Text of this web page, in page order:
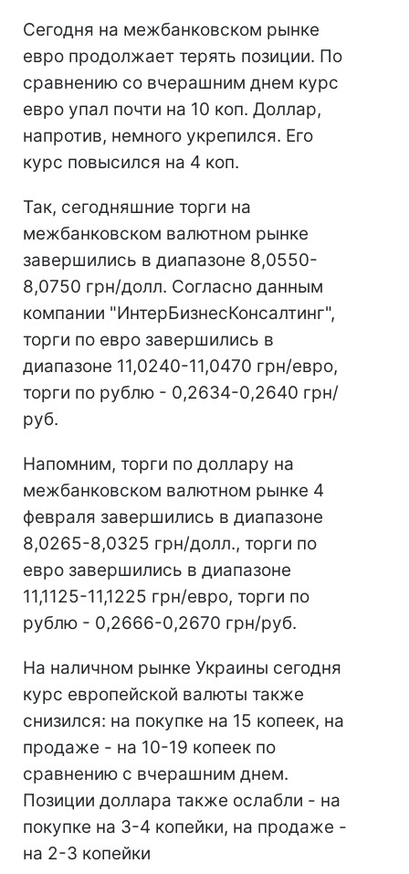
Сегодня на межбанковском рынке
евро продолжает терять позиции. По
сравнению со вчерашним днем курс
евро упал почти на 10 коп. Доллар,
напротив, немного укрепился. Его
курс повысился на 4 коп.
Так, сегодняшние торги на
межбанковском валютном рынке
завершились в диапазоне 8,0550-
8,0750 грн/долл. Согласно данным
компании "ИнтерБизнесКонсалтинг",
торги по евро завершились в
диапазоне 11,0240-11,0470 грн/евро,
торги по рублю - 0,2634-0,2640 грн/
руб.
Напомним, торги по доллару на
межбанковском валютном рынке 4
февраля завершились в диапазоне
8,0265-8,0325 грн/долл., торги по
евро завершились в диапазоне
11,1125-11,1225 грн/евро, торги по
рублю - 0,2666-0,2670 грн/руб.
На наличном рынке Украины сегодня
курс европейской валюты также
снизился: на покупке на 15 копеек, на
продаже - на 10-19 копеек по
сравнению с вчерашним днем.
Позиции доллара также ослабли - на
покупке на 3-4 копейки, на продаже -
на 2-3 копейки